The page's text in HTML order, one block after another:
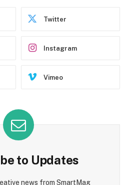
Twitter
Instagram
Vimeo
to Updates
news from SmartMag